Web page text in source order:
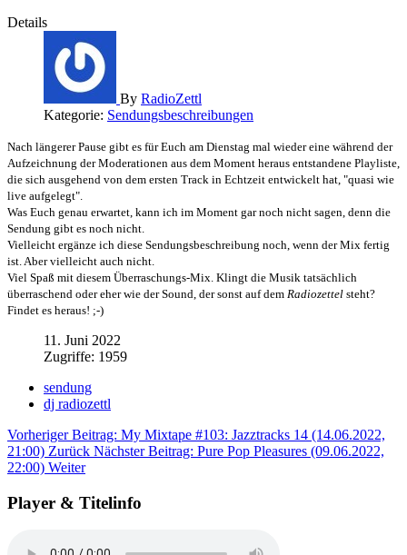
Details
By RadioZettl
Kategorie: Sendungsbeschreibungen
Nach längerer Pause gibt es für Euch am Dienstag mal wieder eine während der
Aufzeichnung der Moderationen aus dem Moment heraus entstandene Playliste,
die sich ausgehend von dem ersten Track in Echtzeit entwickelt hat, "quasi wie
live aufgelegt".
Was Euch genau erwartet, kann ich im Moment gar noch nicht sagen, denn die
Sendung gibt es noch nicht.
Vielleicht ergänze ich diese Sendungsbeschreibung noch, wenn der Mix fertig
ist. Aber vielleicht auch nicht.
Viel Spaß mit diesem Überraschungs-Mix. Klingt die Musik tatsächlich
überraschend oder eher wie der Sound, der sonst auf dem Radiozettel steht?
Findet es heraus! ;-)
11. Juni 2022
Zugriffe: 1959
sendung
dj radiozettl
Vorheriger Beitrag: My Mixtape #103: Jazztracks 14 (14.06.2022,
21:00) Zurück Nächster Beitrag: Pure Pop Pleasures (09.06.2022,
22:00) Weiter
Player & Titelinfo